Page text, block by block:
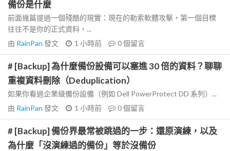
備份是什麼
前面幾篇提過一個殘酷的現實：現在的勒索軟體攻擊，第一個目標
往往不是你的正式資料，...
由 RainPan 發文 1 小時前 0個留言
# [Backup] 為什麼備份設備可以塞進 30 倍的資料？聊聊
重複資料刪除（Deduplication）
如果你看過企業級備份設備（例如 Dell PowerProtect DD 系列）...
由 RainPan 發文 1 小時前 0個留言
# [Backup] 備份界最常被跳過的一步：還原演練，以及
為什麼「沒演練過的備份」等於沒備份